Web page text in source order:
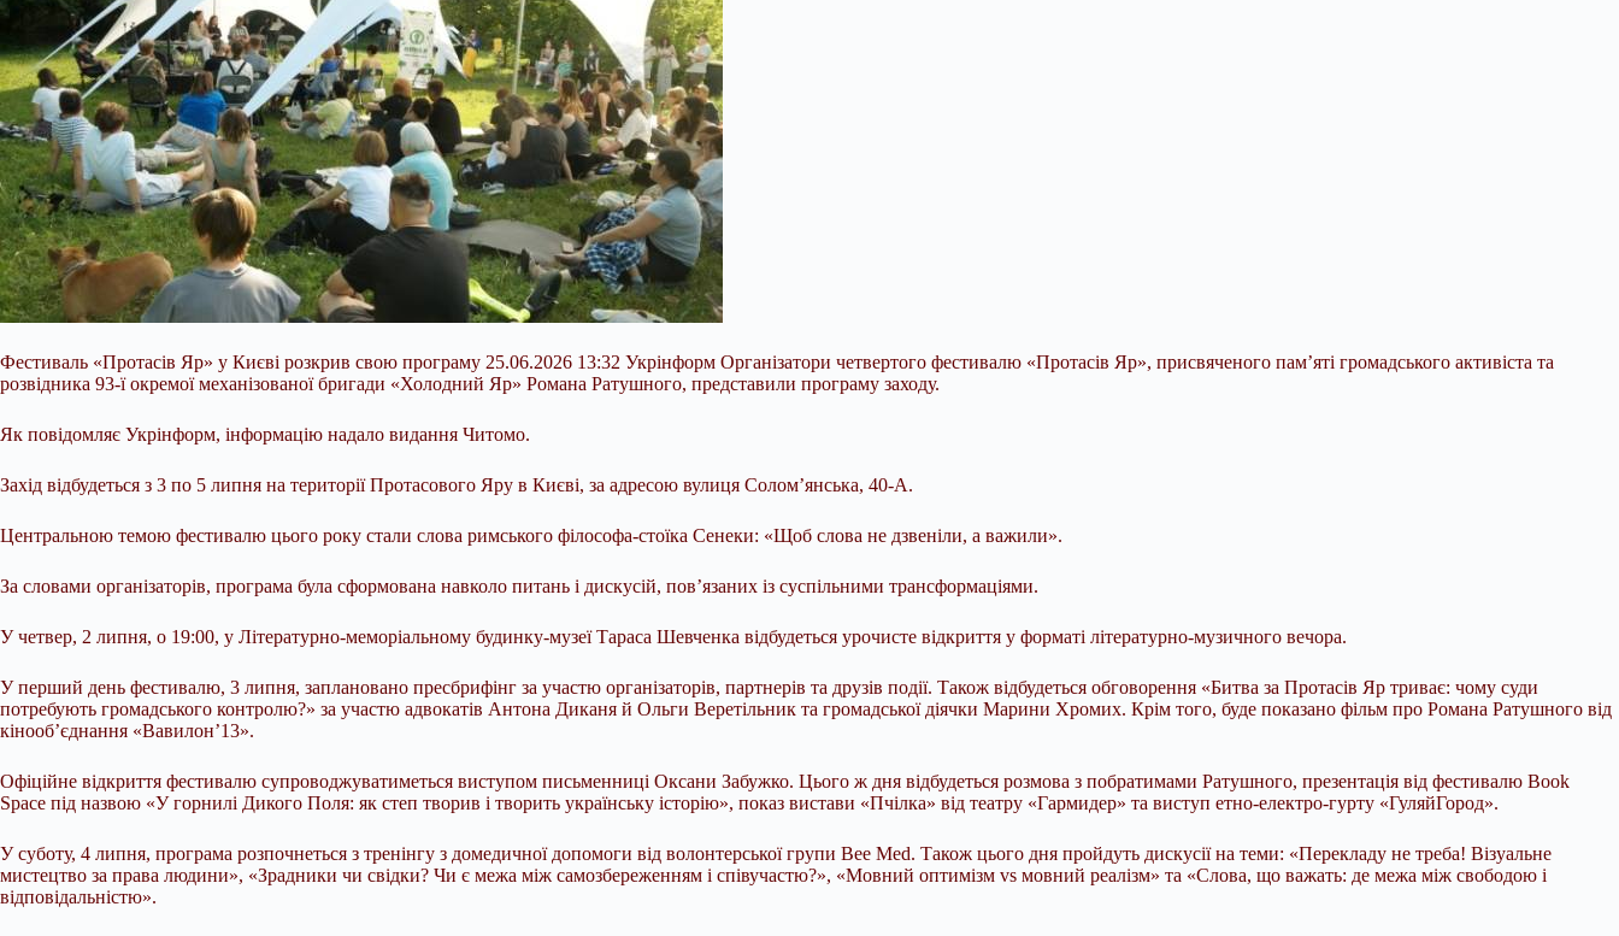
Фестиваль «Протасів Яр» у Києві розкрив свою програму 25.06.2026 13:32 Укрінформ Організатори четвертого фестивалю «Протасів Яр», присвяченого пам’яті громадського активіста та
розвідника 93-ї окремої механізованої бригади «Холодний Яр» Романа Ратушного, представили програму заходу.
Як повідомляє Укрінформ, інформацію надало видання Читомо.
Захід відбудеться з 3 по 5 липня на території Протасового Яру в Києві, за адресою вулиця Солом’янська, 40-А.
Центральною темою фестивалю цього року стали слова римського філософа-стоїка Сенеки: «Щоб слова не дзвеніли, а важили».
За словами організаторів, програма була сформована навколо питань і дискусій, пов’язаних із суспільними трансформаціями.
У четвер, 2 липня, о 19:00, у Літературно-меморіальному будинку-музеї Тараса Шевченка відбудеться урочисте відкриття у форматі літературно-музичного вечора.
У перший день фестивалю, 3 липня, заплановано пресбрифінг за участю організаторів, партнерів та друзів події. Також відбудеться обговорення «Битва за Протасів Яр триває: чому суди
потребують громадського контролю?» за участю адвокатів Антона Диканя й Ольги Веретільник та громадської діячки Марини Хромих. Крім того, буде показано фільм про Романа Ратушного від
кінооб’єднання «Вавилон’13».
Офіційне відкриття фестивалю супроводжуватиметься виступом письменниці Оксани Забужко. Цього ж дня відбудеться розмова з побратимами Ратушного, презентація від фестивалю Book
Space під назвою «У горнилі Дикого Поля: як степ творив і творить українську історію», показ вистави «Пчілка» від театру «Гармидер» та виступ етно-електро-гурту «ГуляйГород».
У суботу, 4 липня, програма розпочнеться з тренінгу з домедичної допомоги від волонтерської групи Bee Med. Також цього дня пройдуть дискусії на теми: «Перекладу не треба! Візуальне
мистецтво за права людини», «Зрадники чи свідки? Чи є межа між самозбереженням і співучастю?», «Мовний оптимізм vs мовний реалізм» та «Слова, що важать: де межа між свободою і
відповідальністю».